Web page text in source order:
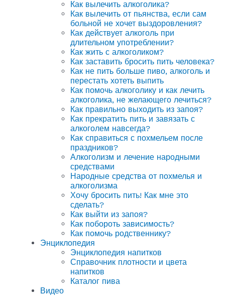
Как вылечить алкоголика?
Как вылечить от пьянства, если сам
больной не хочет выздоровления?
Как действует алкоголь при
длительном употреблении?
Как жить с алкоголиком?
Как заставить бросить пить человека?
Как не пить больше пиво, алкоголь и
перестать хотеть выпить
Как помочь алкоголику и как лечить
алкоголика, не желающего лечиться?
Как правильно выходить из запоя?
Как прекратить пить и завязать с
алкоголем навсегда?
Как справиться с похмельем после
праздников?
Алкоголизм и лечение народными
средствами
Народные средства от похмелья и
алкоголизма
Хочу бросить пить! Как мне это
сделать?
Как выйти из запоя?
Как побороть зависимость?
Как помочь родственнику?
Энциклопедия
Энциклопедия напитков
Справочник плотности и цвета
напитков
Каталог пива
Видео